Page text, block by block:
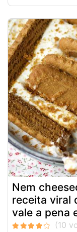
Nem
receita viral
vale a pena